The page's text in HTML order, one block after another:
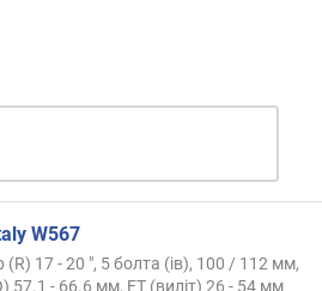
W567
(R) 17 - 20 ", 5 болта (ів), 100 / 112 мм,
57.1 - 66.6 мм, ET (виліт) 26 - 54 мм